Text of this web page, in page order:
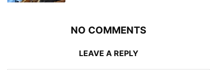
NO COMMENTS
LEAVE A REPLY